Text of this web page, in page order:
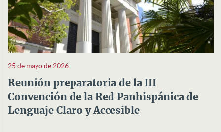
25 de mayo de 2026
Reunión preparatoria de la III
Convención de la Red Panhispánica de
Lenguaje Claro y Accesible